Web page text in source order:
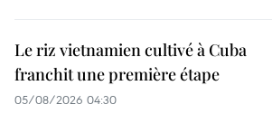
Le riz vietnamien cultivé à Cuba
franchit une première étape
05/08/2026 04:30